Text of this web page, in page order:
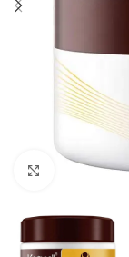
Click to enlarge